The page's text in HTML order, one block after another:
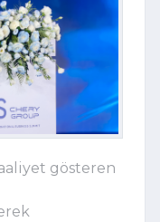
gösteren